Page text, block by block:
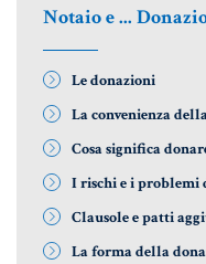
Notaio e ...
Le donazioni
La convenienza
Cosa significa
I rischi e i problemi
Clausole e patti
La forma della